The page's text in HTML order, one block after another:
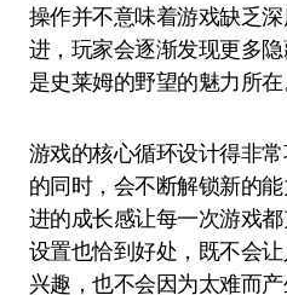
操作并不意味着游戏缺乏
进，玩家会逐渐发现更多
是史莱姆的野望的魅力所在
游戏的核心循环设计得非
的同时，会不断解锁新的
进的成长感让每一次游戏
设置也恰到好处，既不会
兴趣，也不会因为太难而